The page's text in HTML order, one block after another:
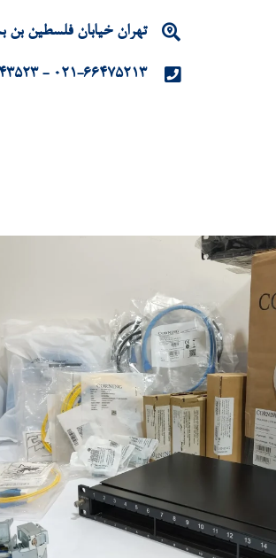
تهران خیابان فلسطین
021-66475213 - 09121343523